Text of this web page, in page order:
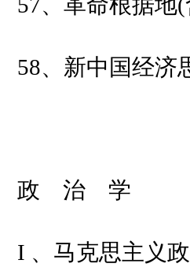
58、新中国经济
政 治 学
I 、马克思主义